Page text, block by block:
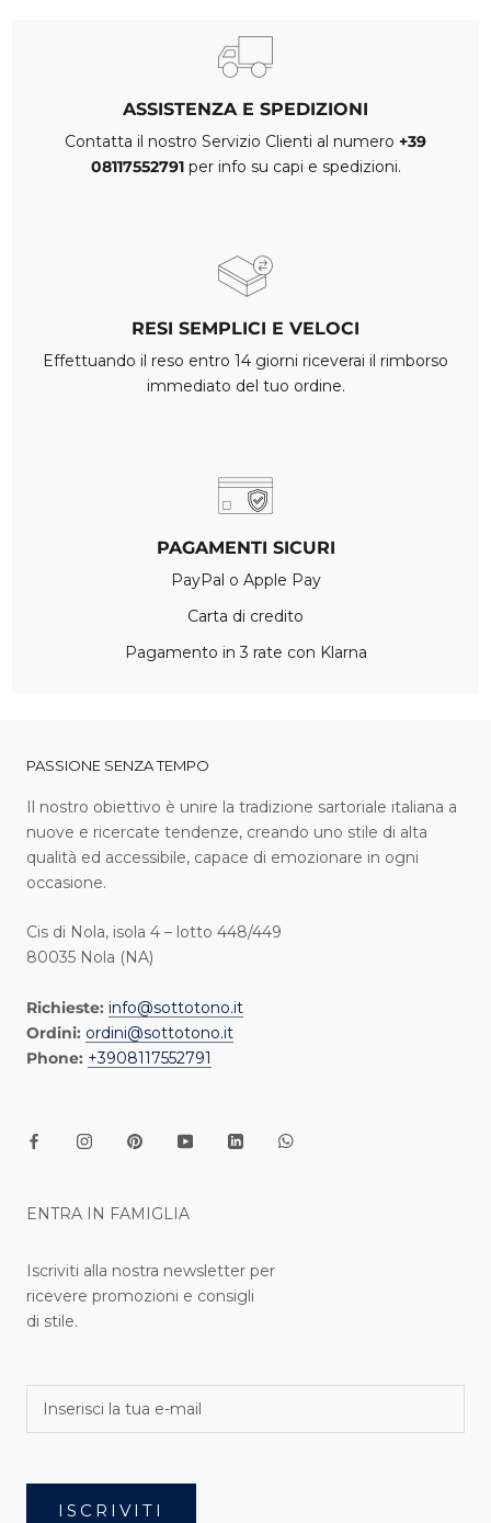
ASSISTENZA E SPEDIZIONI
Contatta il nostro Servizio Clienti al numero +39
08117552791 per info su capi e spedizioni.
RESI SEMPLICI E VELOCI
Effettuando il reso entro 14 giorni riceverai il rimborso
immediato del tuo ordine.
PAGAMENTI SICURI
PayPal o Apple Pay
Carta di credito
Pagamento in 3 rate con Klarna
PASSIONE SENZA TEMPO
I l nostro obiettivo è unire la tradizione sartoriale italiana a
nuove e ricercate tendenze, creando uno stile di alta
qualità ed accessibile, capace di emozionare in ogni
occasione.
Cis di Nola, isola 4 – lotto 448/449
80035 Nola (NA)
Richieste: info@sottotono.it
Ordini: ordini@sottotono.it
Phone: +3908117552791
ENTRA IN FAMIGLIA
Iscriviti alla nostra newsletter per
ricevere promozioni e consigli
di stile.
ISCRIVITI